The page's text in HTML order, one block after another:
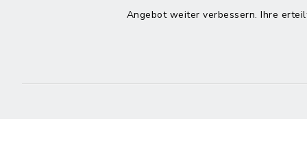
Angebot weiter verbessern. Ihre